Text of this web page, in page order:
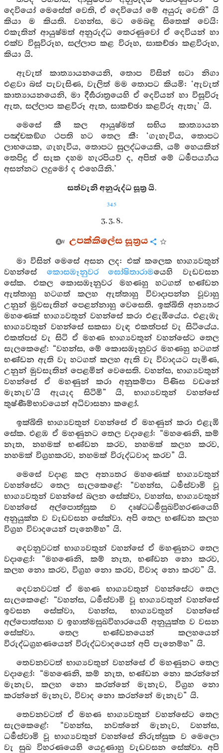
දෙවියෝ මෙසේත් වෙති, ඒ දෙවියෝ මේ අයුරු වෙති” යි
කියා ම කියති. වහන්ස, මට මෙබඳු සිතෙක් වෙයි:
එකැතින් ආයුෂ්මත් අනුරුද්ධ තෙරණුවෝ ඒ දෙවියන් හා
එක්ව විසූවිරූහ, සල්ලාප කළ විරූහ, සාකච්ඡා කළවිරූහ,
කියා යි.
ඇවැත් කාත්‍යායනයෙනි, තොප විසින් ඝටා නිගා
එළවා බස් පැවැසිණ, වැලිත් මම තොපට කියමි: ‘ඇවැත්
කාත්‍යායනයෙනි, මා දීර්‍ඝරාත්‍රයෙහි ඒ දෙවියන් හා විසූවිරූ
ඇත, සල්ලාප කළවිරූ ඇත, සාකච්ඡා කළවිරූ ඇතැ’ යි.
මෙසේ කී කල ආයුෂ්මත් සභිය කාත්‍යායන
පඤ්චකඞ්ග ථපති හට තෙල කී: ‘ගැහැවිය, තොපට
ලාභයෙක, ගැහැවිය, තොපට සුලද්ධයෙකි, යම් හෙයකින්
තෙපිදු ඒ සැක දහම හැරපියව් ද, අපිත් මේ ධර්‍මපර්‍ය්‍යාය
අසන්නට ලදුමෝ ද එහෙයිනි.’
සත්වැනි අනුරුද්ධ සූත්‍ර යි.
345
3. 3. 8.
උපක්කිලේස සූත්‍රය
මා විසින් මෙසේ අසන ලද: එක් කලෙක භාග්‍යවතුන්
වහන්සේ කොසඹෑනුවර ඝෝෂිතාරාමයෙහි වැඩවසන
සේක. එකල කොසඹෑනුවර මහණහු හටගත් භණ්ඩන
ඇත්තාහු හටගත් කලහ ඇත්තාහු විවාදාපන්න වූවාහු
උනුන් මුවසැතින් පෙළන්නාහු වෙසෙති. ඉක්බිති අන්‍යතර
මහණෙක් භාග්‍යවතුන් වහන්සේ කරා එළැඹියේය. එළැඹැ
භාග්‍යවතුන් වහන්සේ සකසා වැඳ එකත්පස් වැ සිටියේය.
එකත්පස් වැ සිටි ඒ මහණ භාග්‍යවතුන් වහන්සේට තෙල
සැලකෙළේ: “වහන්ස, මේ කොසඹෑනුවර මහණහු හටගත්
භණ්ඩන ඇති වැ හටගත් කලහ ඇති වැ විවාදයට පැමිණ,
උනුන් මුවසැතින් පෙළමින් වෙසෙති. වහන්ස, භාග්‍යවතුන්
වහන්සේ ඒ මහණුන් කරා අනුකම්පා පිණිස වඩනේ
මැනැව’යි ඇයැද සිටිමි” යි, භාග්‍යවතුන් වහන්සේ
තුෂ්ණීම්භාවයෙන් අධිවාසනා කළෝ.
ඉක්බිති භාග්‍යවතුන් වහන්සේ ඒ මහණුන් කරා එළැඹි
සේක. එළඹ ඒ මහණුනට තෙල වදාළෝ: “මහණෙනි, කම්
නැත, නහමක් භණ්ඩන කරව, නහමක් කලහ කරව,
නහමක් විග්‍රහකරව, නහමක් විරුද්ධවාද කරව” යි.
මෙසේ වදාළ කල අන්‍යතර මහණෙක් භාග්‍යවතුන්
වහන්සේට තෙල සැලකෙළේ: “වහන්ස, ධර්‍මස්වාමි වූ
භාග්‍යවතුන් වහන්සේ බලන සේක්වා, වහන්ස, භාග්‍යවතුන්
වහන්සේ අල්පොත්සුක ව දෘෂ්ටධර්‍මසුඛවිහරණයෙහි
අනුයුක්ත ව වැඩවසන සේක්වා. අපි තෙල භණ්ඩන කලහ
විග්‍රහ විවාදයෙන් පැනෙම්හ” යි.
දෙවනුවටත් භාග්‍යවතුන් වහන්සේ ඒ මහණුනට තෙල
වදාළෝ: “මහණෙනි, කම් නැත, භණ්ඩන නො කරව,
කලහ නො කරව, විග්‍රහ නො කරව, විවාද නො කරව” යි.
දෙවනවටත් ඒ මහණ භාග්‍යවතුන් වහන්සේට තෙල
සැලකෙළේ: “වහන්ස, ධර්‍මස්වාමි වූ භාග්‍යවතුන් වහන්සේ
ඉවසන සේක්වා, වහන්ස, භාග්‍යවතුන් වහන්සේ
අල්පොත්සාහ ව ඉහාත්මසුඛවිහාරයෙහි අනුයුක්ත ව වසන
සේක්වා. තෙල භණ්ඩනයෙන් කලහයෙන්
විරුද්ධග්‍රහණයෙන් විරුද්ධවාදයෙන් අපි පැනෙම්හ” යි.
තෙවනවටත් භාග්‍යවතුන් වහන්සේ ඒ මහණුනට තෙල
වදාළෝ: “මහණෙනි, කම් නැත, භණ්ඩන නො කරන්නේ
මැනැව, කලහ නො කරන්නේ මැනැව, විග්‍රහ නො
කරන්නේ මැනැව, විවාද නො කරන්නේ මැනැව” යි.
තෙවනවටත් ඒ මහණ භාග්‍යවතුන් වහන්සේට තෙල
සැලකෙළේ: “වහන්ස, නවත්නේ මැනැව, වහන්ස,
ධර්‍මස්වාමි වූ භාග්‍යවතුන් වහන්සේ නිරුත්සුක ව මෙලො
වැ සුඛ විහරණයෙහි යෙදුණාහු වැඩවසන සේක්වා. අපි